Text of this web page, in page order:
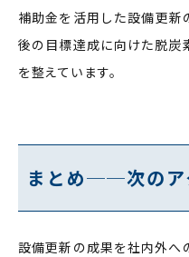
補助金を活用した設備更
後の目標達成に向けた脱炭
を整えています。
まとめ──次のア
設備更新の成果を社内外へ